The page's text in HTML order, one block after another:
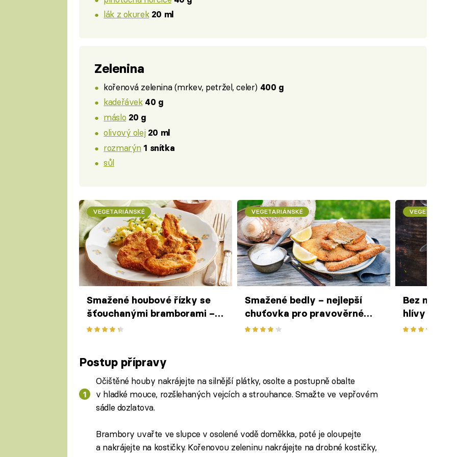
lák z okurek 20 ml
Zelenina
kořenová zelenina (mrkev, petržel, celer) 400 g
kadeřávek 40 g
máslo 20 g
olivový olej 20 ml
rozmarýn 1 snítka
sůl
VEGETARIÁNSKÉ
Smažené houbové řízky se
šťouchanými bramborami –
dary lesa v neodolatelném
VEGETARIÁNSKÉ
Smažené bedly – nejlepší
chuťovka pro pravověrné
houbaře
Bez masa:
hlívy
Postup přípravy
Očištěné houby nakrájejte na silnější plátky, osolte a postupně obalte
v hladké mouce, rozšlehaných vejcích a strouhance. Smažte ve vepřovém
sádle dozlatova.
Brambory uvařte ve slupce v osolené vodě doměkka, poté je oloupejte
a nakrájejte na kostičky. Kořenovou zeleninu nakrájejte na drobné kostičky,